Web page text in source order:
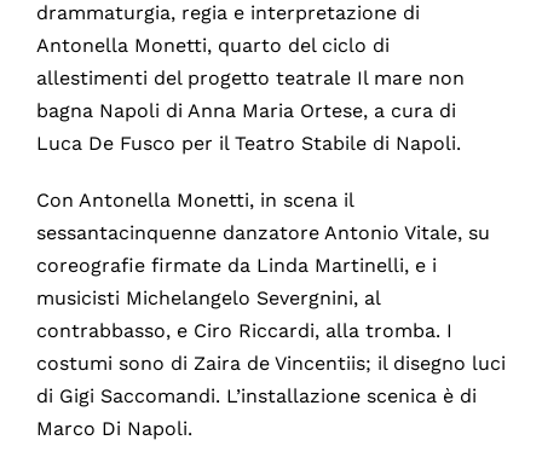
drammaturgia, regia e interpretazione di
Antonella Monetti, quarto del ciclo di
allestimenti del progetto teatrale Il mare non
bagna Napoli di Anna Maria Ortese, a cura di
Luca De Fusco per il Teatro Stabile di Napoli.
Con Antonella Monetti, in scena il
sessantacinquenne danzatore Antonio Vitale, su
coreografie firmate da Linda Martinelli, e i
musicisti Michelangelo Severgnini, al
contrabbasso, e Ciro Riccardi, alla tromba. I
costumi sono di Zaira de Vincentiis; il disegno luci
di Gigi Saccomandi. L’installazione scenica è di
Marco Di Napoli.